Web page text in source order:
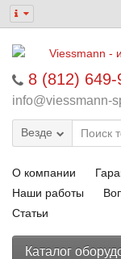
8 (812) 649-
info@viessmann-
Везде
О компании
Наши работы
Статьи
Каталог